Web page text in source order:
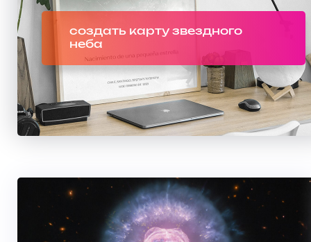
создать карту звездного
неба